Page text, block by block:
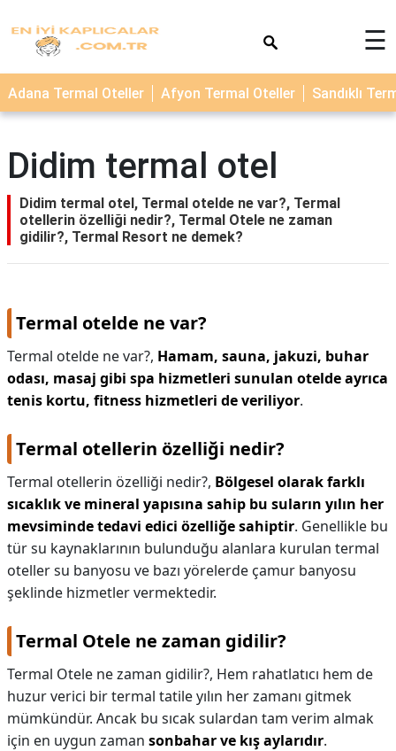
TERMAL
OTELLER
☰
Adana Termal Oteller Afyon Termal Oteller Sandıklı
Didim termal otel
Didim termal otel, Termal otelde ne var?, Termal
otellerin özelliği nedir?, Termal Otele ne zaman
gidilir?, Termal Resort ne demek?
Termal otelde ne var?
Termal otelde ne var?, Hamam, sauna, jakuzi, buhar
odası, masaj gibi spa hizmetleri sunulan otelde ayrıca
tenis kortu, fitness hizmetleri de veriliyor.
Termal otellerin özelliği nedir?
Termal otellerin özelliği nedir?, Bölgesel olarak farklı
sıcaklık ve mineral yapısına sahip bu suların yılın her
mevsiminde tedavi edici özelliğe sahiptir. Genellikle bu
tür su kaynaklarının bulunduğu alanlara kurulan termal
oteller su banyosu ve bazı yörelerde çamur banyosu
şeklinde hizmetler vermektedir.
Termal Otele ne zaman gidilir?
Termal Otele ne zaman gidilir?, Hem rahatlatıcı hem de
huzur verici bir termal tatile yılın her zamanı gitmek
mümkündür. Ancak bu sıcak sulardan tam verim almak
için en uygun zaman sonbahar ve kış aylarıdır.